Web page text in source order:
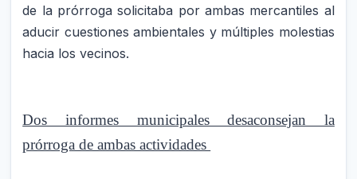
de la prórroga solicitaba por ambas mercantiles al
aducir cuestiones ambientales y múltiples molestias
hacia los vecinos.
Dos informes municipales desaconsejan la
prórroga de ambas actividades